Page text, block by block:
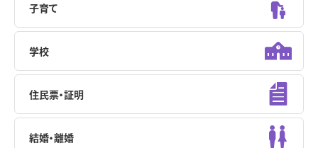
子育て
学校
住民票・証明
結婚・離婚